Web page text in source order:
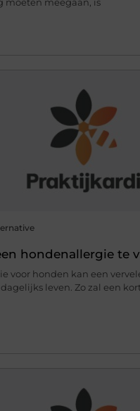
hondenallergie te
voor honden kan een
leven. Zo zal een